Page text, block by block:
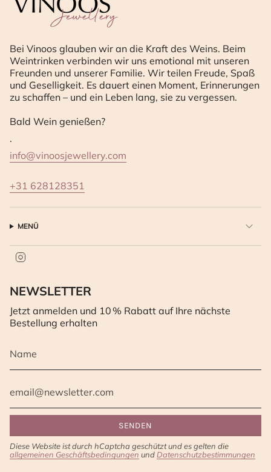
Bei Vinoos glauben wir an die Kraft des Weins. Beim
Weintrinken verbinden wir uns emotional mit unseren
Freunden und unserer Familie. Wir teilen Freude, Spaß
und Geselligkeit. Es dauert einen Moment, Erinnerungen
zu schaffen – und ein Leben lang, sie zu vergessen.
Bald Wein genießen?
.
info@vinoosjewellery.com
+31 628128351
MENÜ
NEWSLETTER
Jetzt anmelden und 10 % Rabatt auf Ihre nächste
Bestellung erhalten
SENDEN
Diese Website ist durch hCaptcha geschützt und es gelten die
allgemeinen Geschäftsbedingungen undDatenschutzbestimmungen